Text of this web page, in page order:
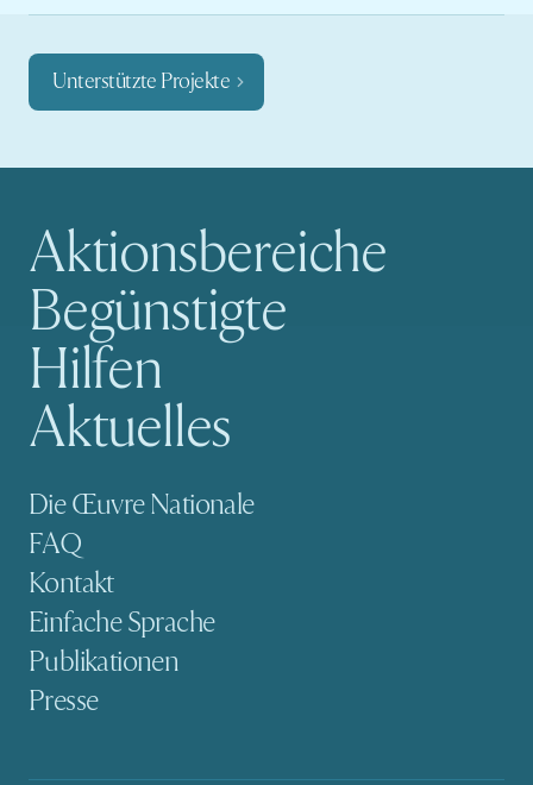
Unterstützte Projekte
Hauptnavigation
Aktionsbereiche
Begünstigte
Hilfen
Aktuelles
Sekundäre Navigation
Die Œuvre Nationale
FAQ
Kontakt
Einfache Sprache
Publikationen
Presse